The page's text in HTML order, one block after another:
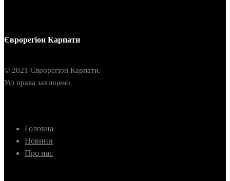
Єврорегіон Карпати
© 2021 Єврорегіон Карпати.
Усі права захищено
Головна
Новини
Про нас